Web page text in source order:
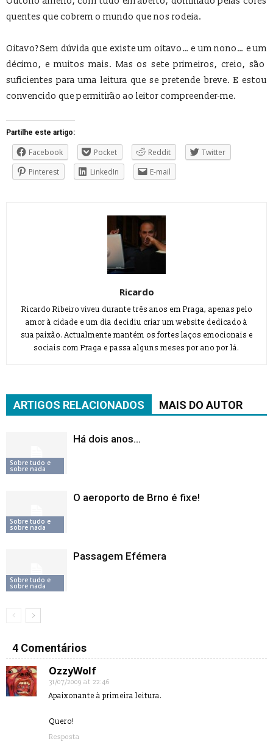
quentes que cobrem o mundo que nos rodeia.
Oitavo? Sem dúvida que existe um oitavo… e um nono… e um
décimo, e muitos mais. Mas os sete primeiros, creio, são
suficientes para uma leitura que se pretende breve. E estou
convencido que permitirão ao leitor compreender-me.
Partilhe este artigo:
Facebook Pocket Reddit
Twitter
Pinterest
LinkedIn E-mail
Ricardo
Ricardo Ribeiro viveu durante três anos em Praga, apenas pelo
amor à cidade e um dia decidiu criar um website dedicado à
sua paixão. Actualmente mantém os fortes laços emocionais e
sociais com Praga e passa alguns meses por ano por lá.
ARTIGOS RELACIONADOS MAIS DO AUTOR
Sobre tudo e
sobre nada
Há dois anos…
Sobre tudo e
sobre nada
O aeroporto de Brno é fixe!
Sobre tudo e
sobre nada
Passagem Efémera
4 Comentários
OzzyWolf
31/07/2009 at 22:46
Apaixonante à primeira leitura.
Quero!
Resposta